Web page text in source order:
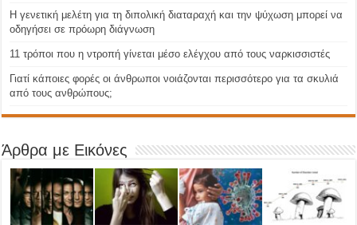
Η γενετική μελέτη για τη διπολική διαταραχή και την ψύχωση μπορεί να
οδηγήσει σε πρόωρη διάγνωση
11 τρόποι που η ντροπή γίνεται μέσο ελέγχου από τους ναρκισσιστές
Γιατί κάποιες φορές οι άνθρωποι νοιάζονται περισσότερο για τα σκυλιά
από τους ανθρώπους;
Άρθρα με Εικόνες